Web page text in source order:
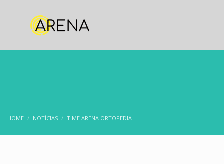
HOME NOTÍCIAS TIME ARENA ORTOPEDIA